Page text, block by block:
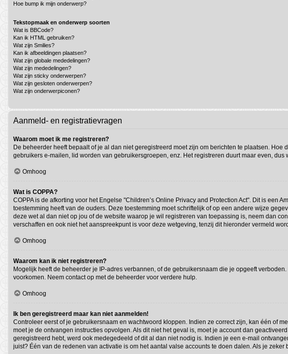
Hoe bump ik mijn onderwerp?
Tekstopmaak en onderwerp soorten
Wat is BBCode?
Kan ik HTML gebruiken?
Wat zijn Smilies?
Kan ik afbeeldingen plaatsen?
Wat zijn globale mededelingen?
Wat zijn mededelingen?
Wat zijn sticky onderwerpen?
Wat zijn gesloten onderwerpen?
Wat zijn onderwerpiconen?
Aanmeld- en registratievragen
Waarom moet ik me registreren?
De beheerder heeft bepaalt of je al dan niet geregistreerd moet zijn om berichten te plaatsen.
gebruikers e-mailen, lid worden van gebruikersgroepen, enz. Het registreren duurt maar even, dus
Omhoog
Wat is COPPA?
COPPA is de afkorting voor het Engelse "Children’s Online Privacy and Protection Act". Dit is
toestemming heeft van de ouders. Deze toestemming moet schriftelijk of op een andere wijze
deze wet al dan niet op jou of de website waarop je wil registreren van toepassing is, neem dan
verschaffen en ook niet het aanspreekpunt is voor deze wetgeving, tenzij dit hieronder vermeld
Omhoog
Waarom kan ik niet registreren?
Mogelijk heeft de beheerder je IP-adres verbannen, of de gebruikersnaam die je opgeeft
voorkomen. Neem contact op met de beheerder voor verdere hulp.
Omhoog
Ik ben geregistreerd maar kan niet aanmelden!
Controleer eerst of je gebruikersnaam en wachtwoord kloppen. Indien ze correct zijn, kan één of
moet je de ontvangen instructies opvolgen. Als dit niet het geval is, moet je account dan
geregistreerd hebt, werd ook medegedeeld of dit al dan niet nodig is. Indien je een e-mail
juist? Één van de redenen van activatie is om het aantal valse accounts te doen dalen. Als je